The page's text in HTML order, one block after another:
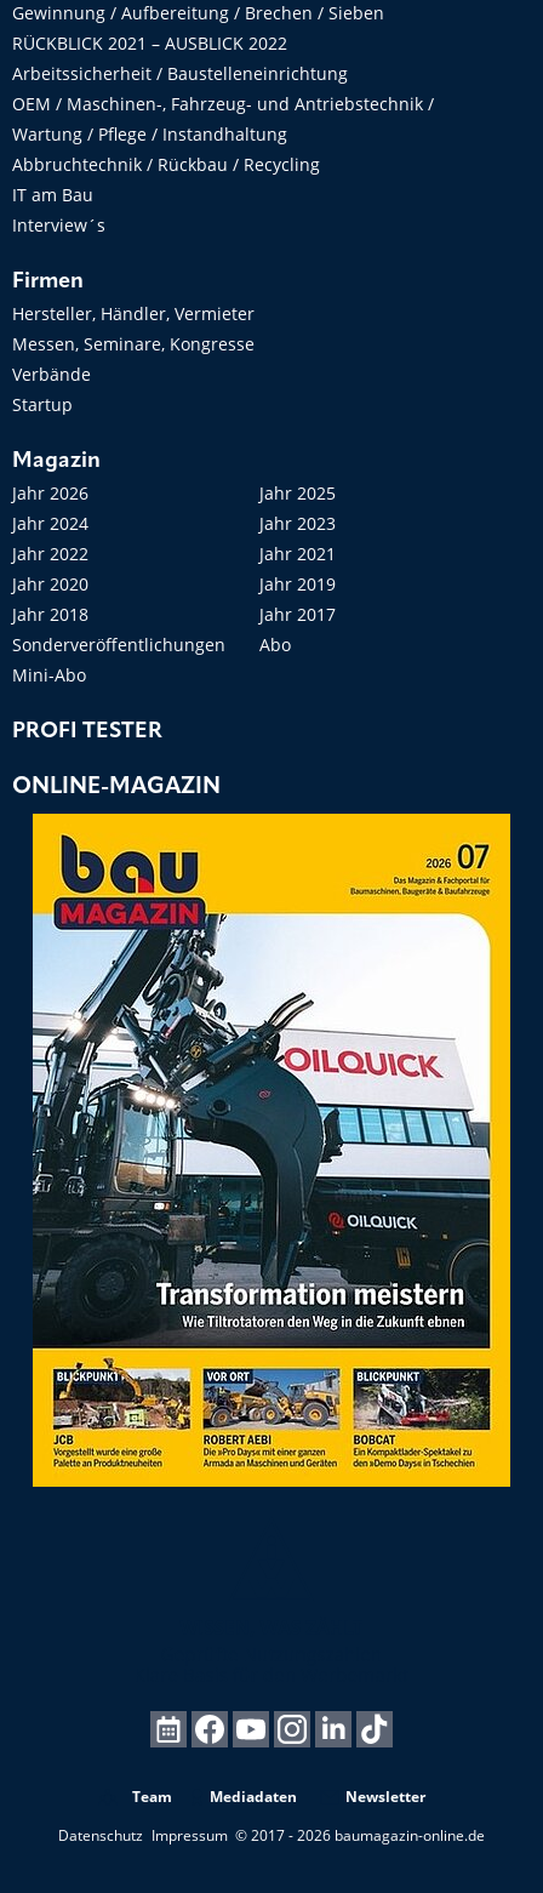
Gewinnung / Aufbereitung / Brechen / Sieben
RÜCKBLICK 2021 – AUSBLICK 2022
Arbeitssicherheit / Baustelleneinrichtung
OEM / Maschinen-, Fahrzeug- und Antriebstechnik /
Wartung / Pflege / Instandhaltung
Abbruchtechnik / Rückbau / Recycling
IT am Bau
Interview´s
Firmen
Hersteller, Händler, Vermieter
Messen, Seminare, Kongresse
Verbände
Startup
Magazin
Jahr 2026
Jahr 2025
Jahr 2024
Jahr 2023
Jahr 2022
Jahr 2021
Jahr 2020
Jahr 2019
Jahr 2018
Jahr 2017
Sonderveröffentlichungen
Abo
Mini-Abo
PROFI TESTER
ONLINE-MAGAZIN
Team Mediadaten
Newsletter
Datenschutz Impressum © 2017 - 2026 baumagazin-online.de